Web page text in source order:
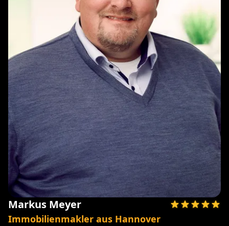
Markus Meyer
Immobilienmakler aus Hannover